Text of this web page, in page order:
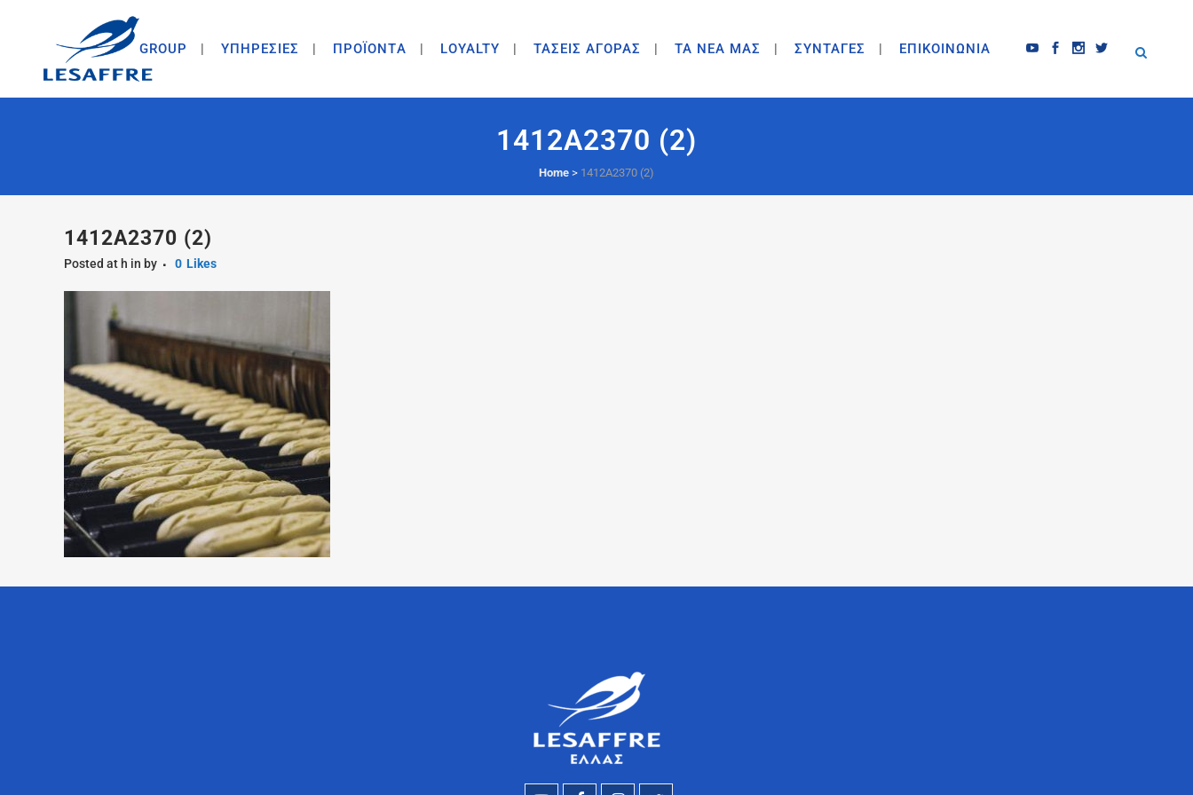
GROUP ΥΠΗΡΕΣΙΕΣ ΠΡΟΪΟΝΤA LOYALTY ΤΑΣΕΙΣ ΑΓΟΡΑΣ ΤΑ ΝΕΑ ΜΑΣ ΣΥΝΤΑΓΕΣ ΕΠΙΚΟΙΝΩΝΙΑ
1412A2370 (2)
Home > 1412A2370 (2)
1412A2370 (2)
Posted at h in by 0 Likes